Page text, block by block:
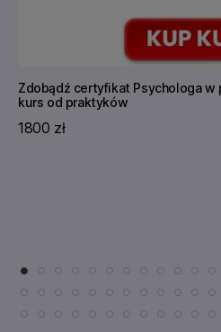
Zdobądź certyfikat Psychologa w
kurs od praktyków
1800 zł